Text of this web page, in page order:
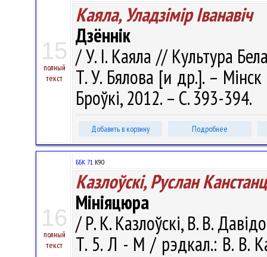
15
полный
текст
Каяла, Уладзiмiр Iванавiч
Дзённік
/ У. I. Каяла // Культура
Т. У. Бялова [и др.]. –
Броўкі, 2012. – С. 393-394.
Добавить в корзину Подробнее
16
полный
текст
ББК 71.К90
Казлоўскі, Руслан
Мініяцюра
/ Р. К. Казлоўскі, В. В.
Т. 5. Л - М / рэдкал.: В. В.